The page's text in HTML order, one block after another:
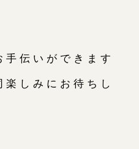
伝いができます
しみにお待ちし